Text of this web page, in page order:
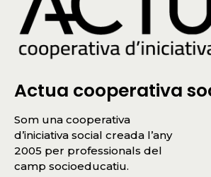
Actua cooperativa
Som una cooperativa
d’iniciativa social creada l’any
2005 per professionals del
camp socioeducatiu.